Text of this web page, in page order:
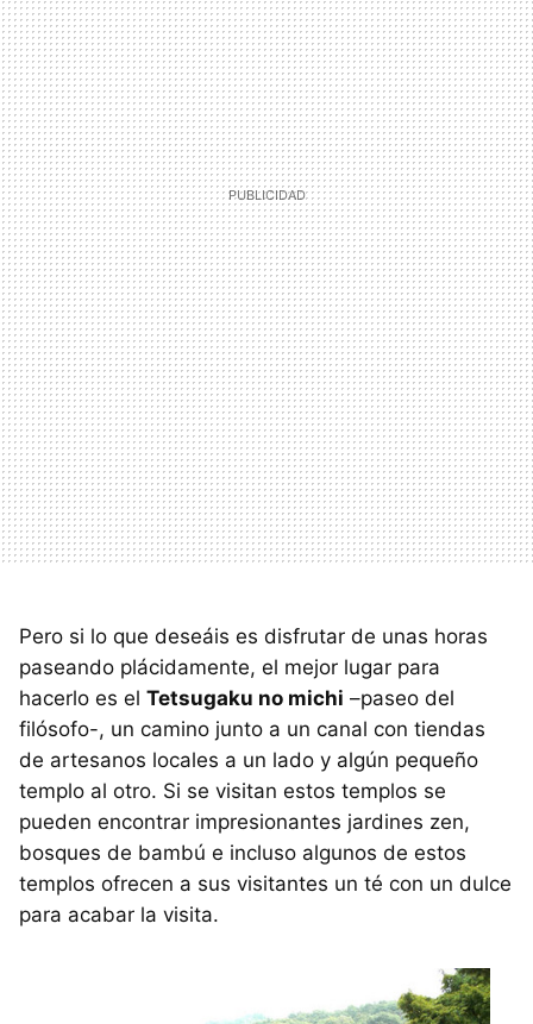
Pero si lo que deseáis es disfrutar de unas horas
paseando plácidamente, el mejor lugar para
hacerlo es el Tetsugaku no michi –paseo del
filósofo-, un camino junto a un canal con tiendas
de artesanos locales a un lado y algún pequeño
templo al otro. Si se visitan estos templos se
pueden encontrar impresionantes jardines zen,
bosques de bambú e incluso algunos de estos
templos ofrecen a sus visitantes un té con un dulce
para acabar la visita.